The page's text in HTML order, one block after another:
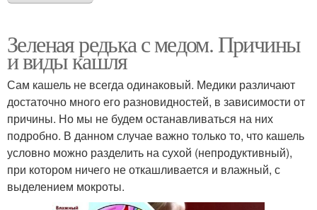
Зеленая редька с медом. Причины
и виды кашля
Сам кашель не всегда одинаковый. Медики различают
достаточно много его разновидностей, в зависимости от
причины. Но мы не будем останавливаться на них
подробно. В данном случае важно только то, что кашель
условно можно разделить на сухой (непродуктивный),
при котором ничего не откашливается и влажный, с
выделением мокроты.